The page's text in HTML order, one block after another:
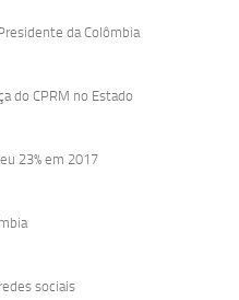
da Colômbia
do CPRM no Estado
23% em 2017
sociais